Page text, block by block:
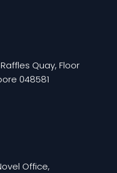
Quay, Floor
048581
Office,